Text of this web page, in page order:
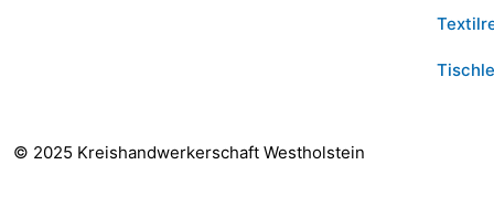
© 2025 Kreishandwerkerschaft Westholstein